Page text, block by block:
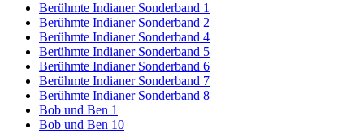
Berühmte Indianer Sonderband 1
Berühmte Indianer Sonderband 2
Berühmte Indianer Sonderband 4
Berühmte Indianer Sonderband 5
Berühmte Indianer Sonderband 6
Berühmte Indianer Sonderband 7
Berühmte Indianer Sonderband 8
Bob und Ben 1
Bob und Ben 10